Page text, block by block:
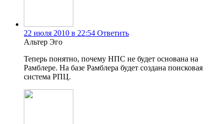
22 июля 2010 в 22:54 Ответить
Альтер Эго
Теперь понятно, почему НПС не будет основана на
Рамблере. На базе Рамблера будет создана поисковая
система РПЦ.